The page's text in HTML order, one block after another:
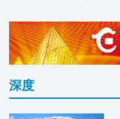
深度